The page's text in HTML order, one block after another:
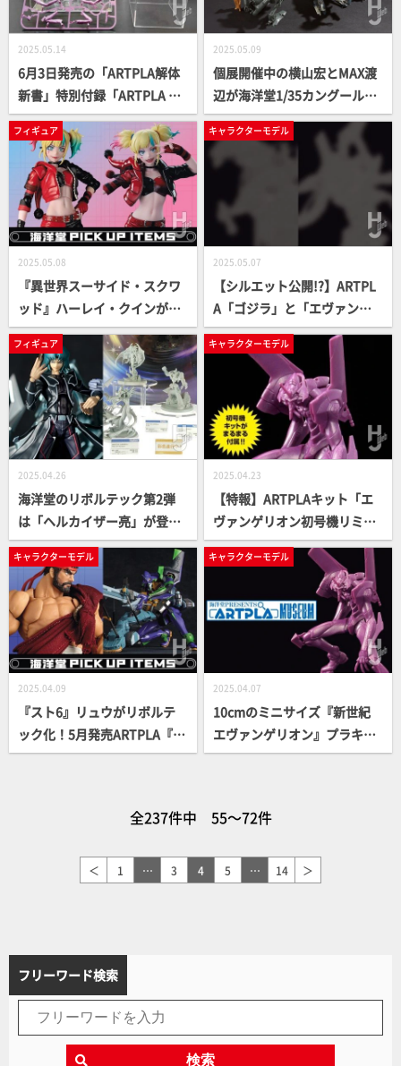
2025.05.14
6月3日発売の「ARTPLA解体
新書」特別付録「ARTPLA SC
ULPTURE WORKS エヴァン
ゲリオン初号機リミテッドカ
ラー」が静岡ホビーショーで
初展示！【静岡ホビーショー
2025】
2025.05.09
個展開催中の横山宏とMAX渡
辺が海洋堂1/35カングール徹
底攻略!! 超絶作例とフォトス
トーリーをお見逃しなく！
【Ma.K in SF3D】
フィギュア
2025.05.08
『異世界スーサイド・スクワ
ッド』ハーレイ・クインがリ
ボルテック＆1/7スケールフィ
ギュアになって堂々登場！ハ
ーレイの魅力を味わい尽く
せ！
キャラクターモデル
2025.05.07
【シルエット公開!?】ARTPL
A「ゴジラ」と「エヴァンゲ
リオン第13号機」のプラキッ
トが企画進行中！原型師・松
村しのぶのコメントも掲載
フィギュア
2025.04.26
海洋堂のリボルテック第2弾
は「ヘルカイザー亮」が登
場！メガハウス「MONSTERS
CHRONICLE」も絶賛進行中
【遊☆戯☆王デュエルモンス
ターズGX】
キャラクターモデル
2025.04.23
【特報】ARTPLAキット「エ
ヴァンゲリオン初号機リミテ
ッドカラー」が付録！ ARTPL
Aのすべてがわかる『ARTPLA
解体新書』発売決定！
キャラクターモデル
2025.04.09
『スト6』リュウがリボルテ
ック化！5月発売ARTPLA『ヱ
ヴァンゲリヲン新劇場版:序』
キャラクターモデル
2025.04.07
10cmのミニサイズ『新世紀
エヴァンゲリオン』プラキッ
ト開発中！小さくても妥協な
ュー
全237件中 55～72件
＜ 1 … 3 4 5 … 14 ＞
フリーワード検索
検索